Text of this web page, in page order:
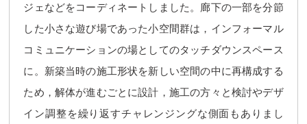
ジェなどをコーディネートしました。廊下の一部を分節
した小さな遊び場であった小空間群は，インフォーマル
コミュニケーションの場としてのタッチダウンスペース
に。新築当時の施工形状を新しい空間の中に再構成する
ため，解体が進むごとに設計，施工の方々と検討やデザ
イン調整を繰り返すチャレンジングな側面もありまし